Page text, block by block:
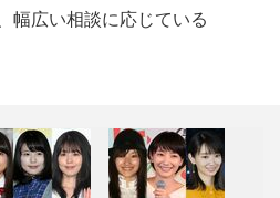
幅広い相談に応じている